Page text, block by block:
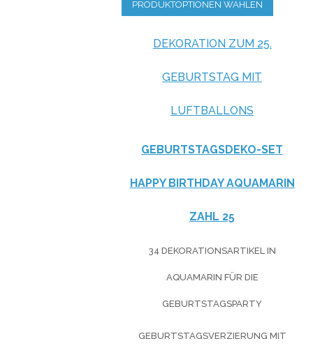
PRODUKTOPTIONEN WÄHLEN
DEKORATION ZUM 25.
GEBURTSTAG MIT
LUFTBALLONS
GEBURTSTAGSDEKO-SET
HAPPY BIRTHDAY AQUAMARIN
ZAHL 25
34 DEKORATIONSARTIKEL IN
AQUAMARIN FÜR DIE
GEBURTSTAGSPARTY
GEBURTSTAGSVERZIERUNG MIT